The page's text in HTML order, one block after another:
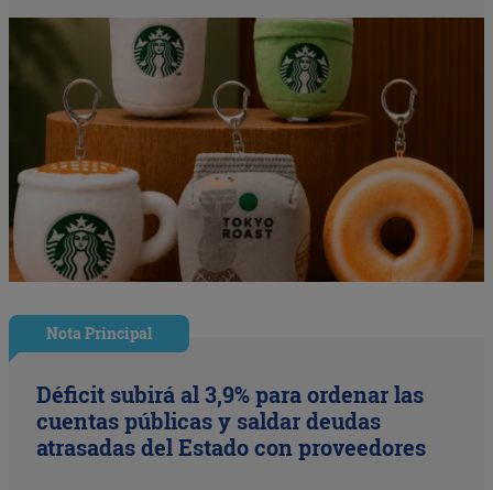
Nota Principal
Déficit subirá al 3,9% para ordenar las
cuentas públicas y saldar deudas
atrasadas del Estado con proveedores